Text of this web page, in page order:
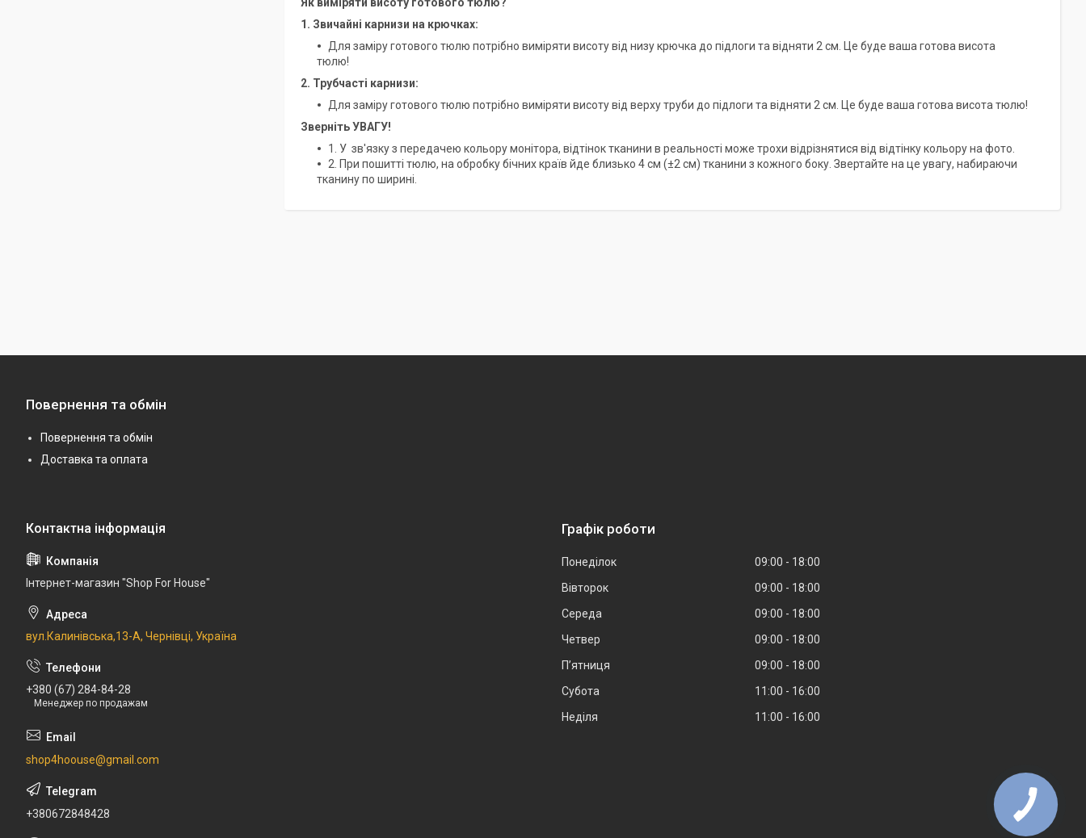
1. Звичайні карнизи на крючках:
Для заміру готового тюлю потрібно виміряти висоту від низу крючка до підлоги та відняти 2 см. Це буде ваша готова висота
тюлю!
2. Трубчасті карнизи:
Для заміру готового тюлю потрібно виміряти висоту від верху труби до підлоги та відняти 2 см. Це буде ваша готова висота тюлю!
Зверніть УВАГУ!
1. У зв'язку з передачею кольору монітора, відтінок тканини в реальності може трохи відрізнятися від відтінку кольору на фото.
2. При пошитті тюлю, на обробку бічних країв йде близько 4 см (±2 см) тканини з кожного боку. Звертайте на це увагу, набираючи
тканину по ширині.
Повернення та обмін
Повернення та обмін
Доставка та оплата
Інтернет-магазин "Shop For House"
вул.Калинівська,13-А, Чернівці, Україна
+380 (67) 284-84-28
Менеджер по продажам
shop4hoouse@gmail.com
+380672848428
Графік роботи
Понеділок 09:00
18:00
Вівторок
09:00
18:00
Середа
09:00
18:00
Четвер
09:00
18:00
Пʼятниця
09:00
18:00
Субота
11:00
16:00
Неділя
11:00 16:00